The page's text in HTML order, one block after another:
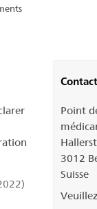
Contact
Point
3012
Suisse